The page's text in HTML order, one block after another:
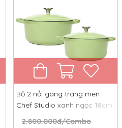
Bộ 2 nồi gang tráng men
Chef Studio xanh ngọc 18cm
2.800.000đ/Combo